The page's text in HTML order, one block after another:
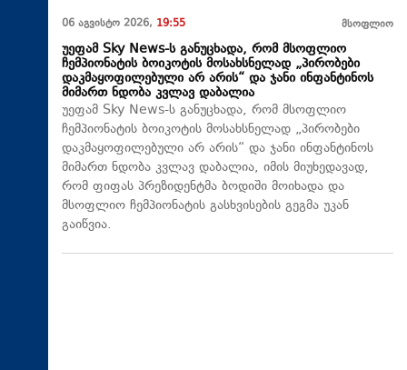
06 აგვისტო 2026, 19:55 მსოფლიო
უეფამ Sky News-ს განუცხადა, რომ მსოფლიო
ჩემპიონატის ბოიკოტის მოსახსნელად „პირობები
დაკმაყოფილებული არ არის“ და ჯანი ინფანტინოს
მიმართ ნდობა კვლავ დაბალია
უეფამ Sky News-ს განუცხადა, რომ მსოფლიო
ჩემპიონატის ბოიკოტის მოსახსნელად „პირობები
დაკმაყოფილებული არ არის“ და ჯანი ინფანტინოს
მიმართ ნდობა კვლავ დაბალია, იმის მიუხედავად,
რომ ფიფას პრეზიდენტმა ბოდიში მოიხადა და
მსოფლიო ჩემპიონატის გასხვისების გეგმა უკან
გაიწვია.